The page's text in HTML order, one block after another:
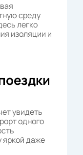
среду
легко
изоляции и
увидеть
одного
яркой даже